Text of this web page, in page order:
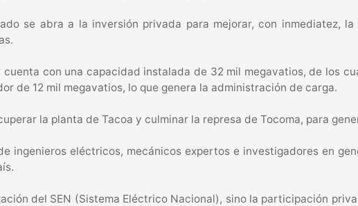
se abra a la inversión privada para mejorar, con inmediatez,
cuenta con una capacidad instalada de 32 mil megavatios, de los
de 12 mil megavatios, lo que genera la administración de carga.
la planta de Tacoa y culminar la represa de Tocoma, para
ingenieros eléctricos, mecánicos expertos e investigadores en
del SEN (Sistema Eléctrico Nacional), sino la participación